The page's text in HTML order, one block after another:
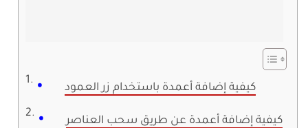
كيفية إضافة أعمدة باستخدام زر العمود
كيفية إضافة أعمدة عن طريق سحب العناصر